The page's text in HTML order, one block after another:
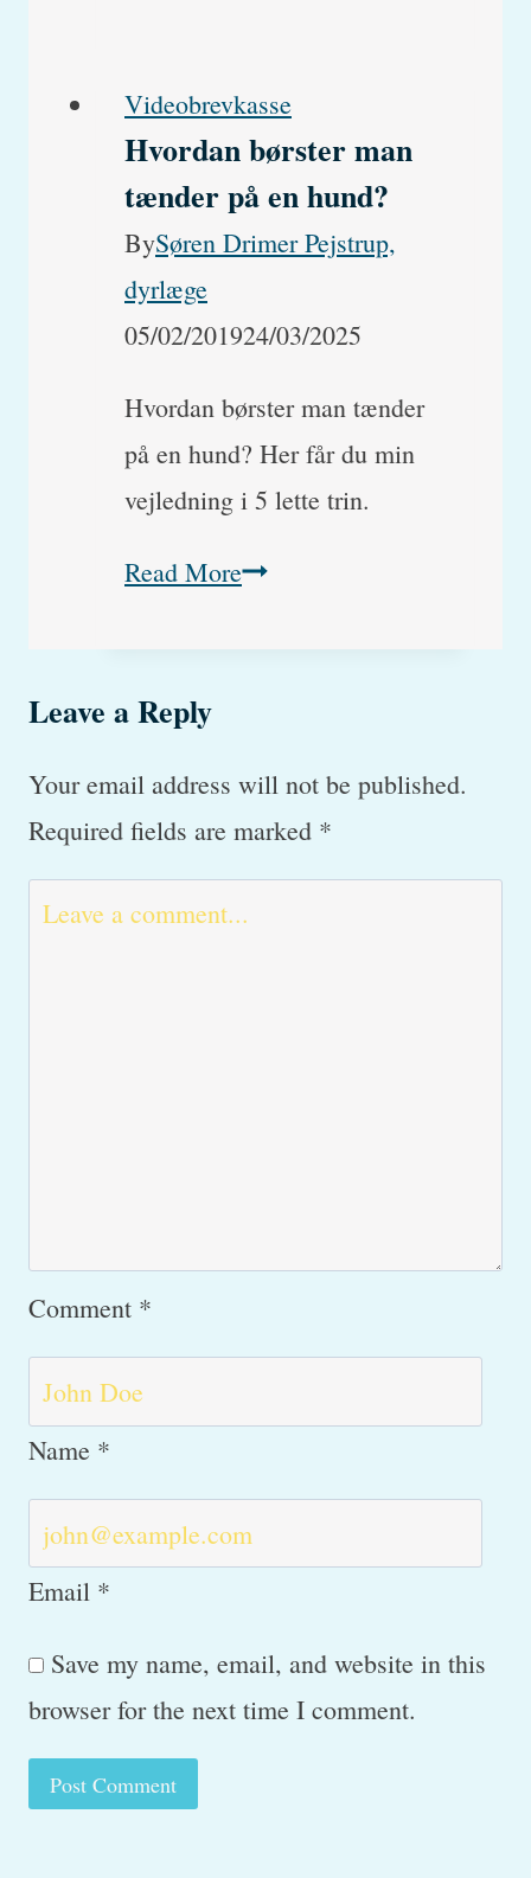
have
kræft?
Hvad
er
Videobrevkasse
Hvordan børster man
tænder på en hund?
BySøren Drimer Pejstrup,
dyrlæge
05/02/201924/03/2025
Hvordan børster man tænder
på en hund? Her får du min
vejledning i 5 lette trin.
Read MoreHvordan
en
hund?
Leave a Reply
Your email address will not be published.
Required fields are marked *
Comment *
Name *
Email *
Save my name, email, and website in this
browser for the next time I comment.